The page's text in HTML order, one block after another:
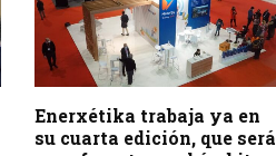
Enerxétika trabaja ya en
su cuarta edición, que será